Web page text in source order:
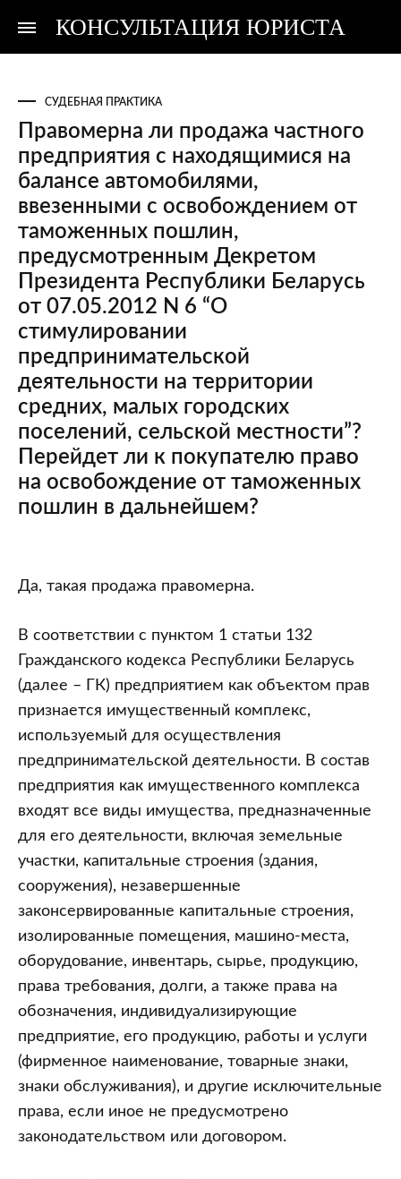
КОНСУЛЬТАЦИЯ ЮРИСТА
Консультация
Консультация
СУДЕБНАЯ ПРАКТИКА
Правомерна ли продажа частного
предприятия с находящимися на
балансе автомобилями,
ввезенными с освобождением от
таможенных пошлин,
предусмотренным Декретом
Президента Республики Беларусь
от 07.05.2012 N 6 “О
стимулировании
предпринимательской
деятельности на территории
средних, малых городских
поселений, сельской местности”?
Перейдет ли к покупателю право
на освобождение от таможенных
пошлин в дальнейшем?
Правомерна
продажа
частного
предприятия
с
находящимися
на
балансе
автомобилями,
ввезенными
с
освобождением
от
таможенных
пошлин,
предусмотренным
Декретом
Президента
Республики
Беларусь
от
07.05.2012
Да, такая продажа правомерна.
В соответствии с пунктом 1 статьи 132
Гражданского кодекса Республики Беларусь
(далее – ГК) предприятием как объектом прав
признается имущественный комплекс,
используемый для осуществления
предпринимательской деятельности. В состав
предприятия как имущественного комплекса
входят все виды имущества, предназначенные
для его деятельности, включая земельные
участки, капитальные строения (здания,
сооружения), незавершенные
законсервированные капитальные строения,
изолированные помещения, машино-места,
оборудование, инвентарь, сырье, продукцию,
права требования, долги, а также права на
обозначения, индивидуализирующие
предприятие, его продукцию, работы и услуги
(фирменное наименование, товарные знаки,
знаки обслуживания), и другие исключительные
права, если иное не предусмотрено
законодательством или договором.